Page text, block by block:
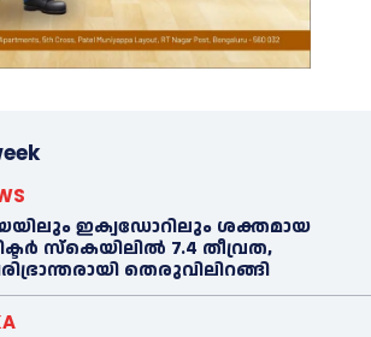
ഇക്വഡോറിലും ശക്തമായ
സ്‌കെയിലില്‍ 7.4 തീവ്രത,
തെരുവിലിറങ്ങി